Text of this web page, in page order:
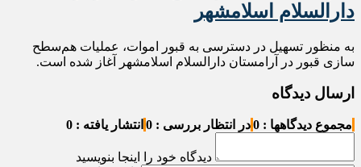
دارالسلام اسلامشهر
به منظور تسهیل در دسترسی به قبور اموات، عملیات هم‌سطح
سازی قبور در آرامستان دارالسلام اسلامشهر آغاز شده است.
ارسال دیدگاه
مجموع دیدگاهها : 0 در انتظار بررسی : 0 انتشار یافته : 0
دیدگاه خود را اینجا بنویسید